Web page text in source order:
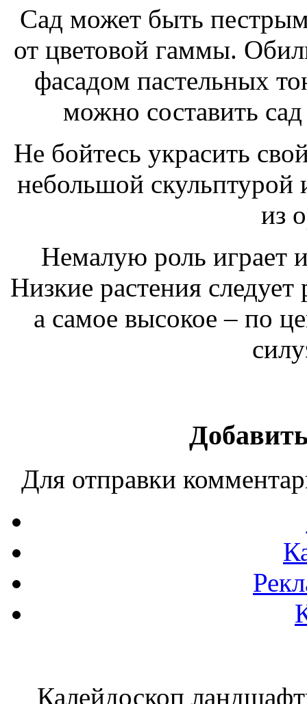
Сад может быть
от цветовой гаммы.
фасадом пастельных
можно составить
Не бойтесь украсить
небольшой
из
Немалую роль играет
Низкие растения
а самое высокое – по
Для отправки
Калейдоскоп